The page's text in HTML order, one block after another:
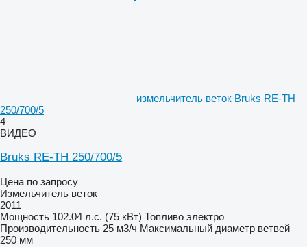
измельчитель веток Bruks RE-TH
250/700/5
4
ВИДЕО
Bruks RE-TH 250/700/5
Цена по запросу
Измельчитель веток
2011
Мощность 102.04 л.с. (75 кВт) Топливо электро
Производительность 25 м3/ч Максимальный диаметр ветвей
250 мм